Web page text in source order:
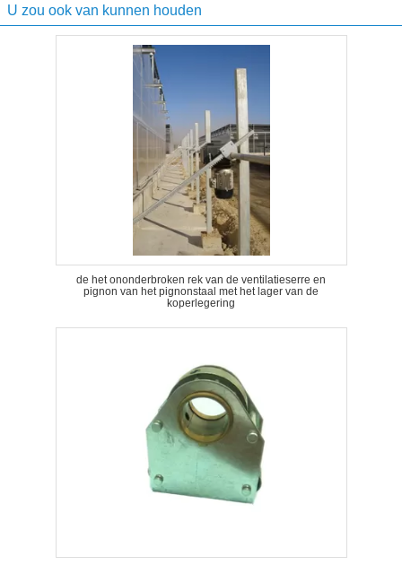
U zou ook van kunnen houden
de het ononderbroken rek van de ventilatieserre en
pignon van het pignonstaal met het lager van de
koperlegering